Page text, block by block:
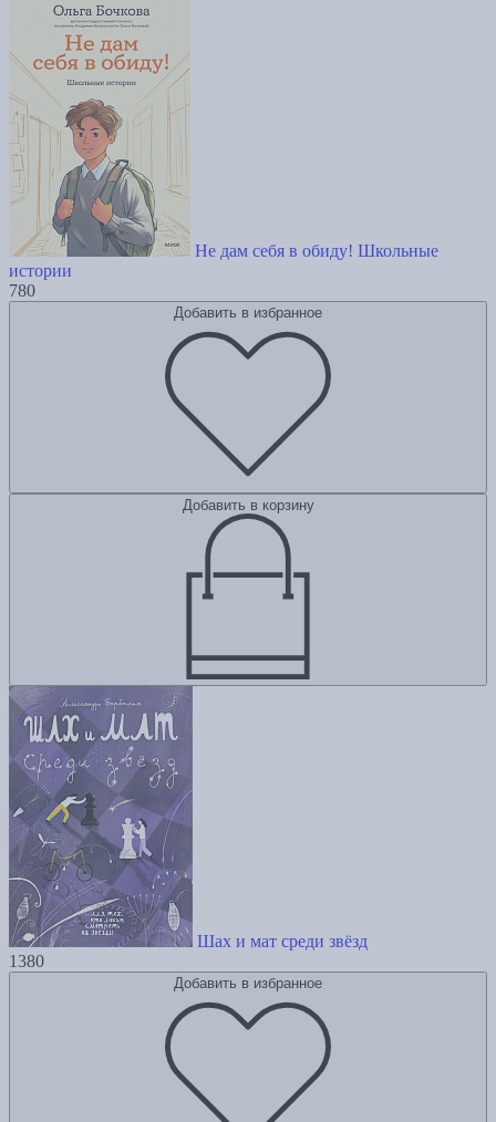
Не дам себя в обиду! Школьные
истории
780
Добавить в избранное
Добавить в корзину
Шах и мат среди звёзд
1380
Добавить в избранное